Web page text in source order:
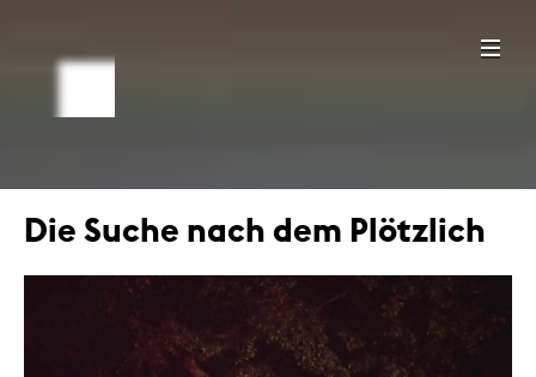
Die Suche nach dem Plötzlich